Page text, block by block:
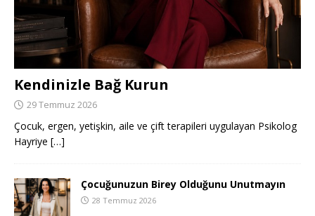
Kendinizle Bağ Kurun
29 Temmuz 2026
Çocuk, ergen, yetişkin, aile ve çift terapileri uygulayan Psikolog
Hayriye […]
Çocuğunuzun Birey Olduğunu Unutmayın
28 Temmuz 2026